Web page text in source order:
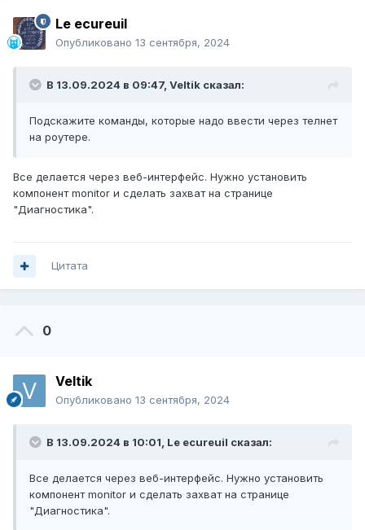
Le ecureuil
Опубликовано 13 сентября, 2024
В 13.09.2024 в 09:47, Veltik сказал:
Подскажите команды, которые надо ввести через телнет
на роутере.
Все делается через веб-интерфейс. Нужно установить
компонент monitor и сделать захват на странице
"Диагностика".
Цитата
0
Veltik
Опубликовано 13 сентября, 2024
В 13.09.2024 в 10:01, Le ecureuil сказал:
Все делается через веб-интерфейс. Нужно установить
компонент monitor и сделать захват на странице
"Диагностика".